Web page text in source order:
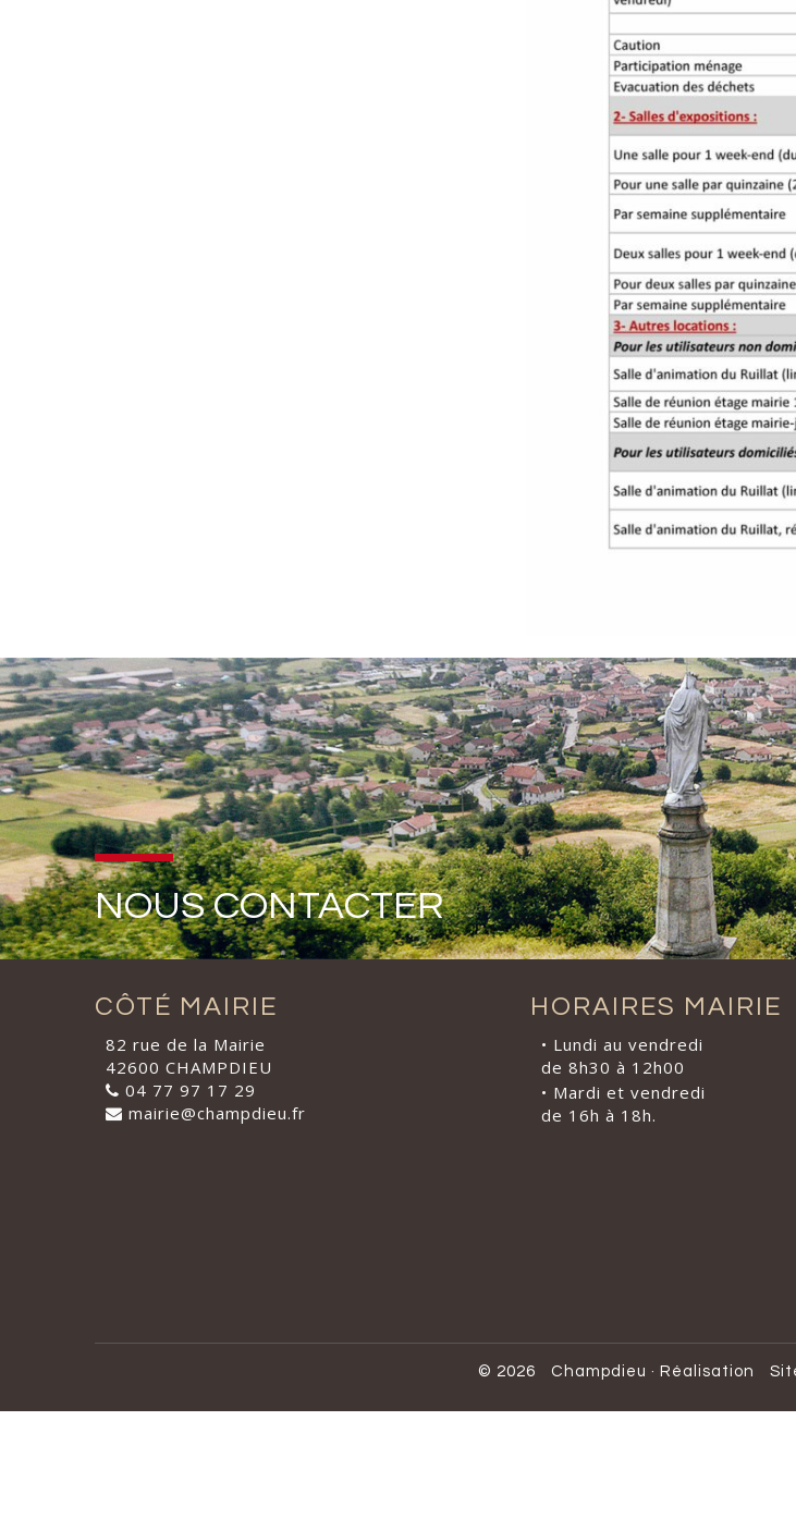
NOUS CONTACTER
CÔTÉ MAIRIE
82 rue de la Mairie
42600 CHAMPDIEU
04 77 97 17 29
mairie@champdieu.fr
HORAIRES MAIRIE
• Lundi au vendredi
de 8h30 à 12h00
• Mardi et vendredi
de 16h à 18h.
© 2026 Champdieu · Réalisation